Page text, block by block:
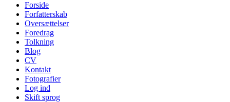
Forside
Forfatterskab
Oversættelser
Foredrag
Tolkning
Blog
CV
Kontakt
Fotografier
Log ind
Skift sprog